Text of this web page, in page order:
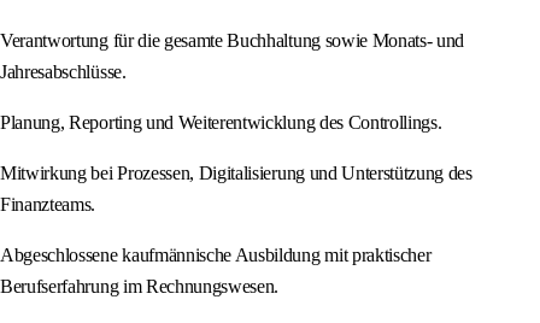
Verantwortung für die gesamte Buchhaltung sowie Monats- und
Jahresabschlüsse.
Planung, Reporting und Weiterentwicklung des Controllings.
Mitwirkung bei Prozessen, Digitalisierung und Unterstützung des
Finanzteams.
Abgeschlossene kaufmännische Ausbildung mit praktischer
Berufserfahrung im Rechnungswesen.